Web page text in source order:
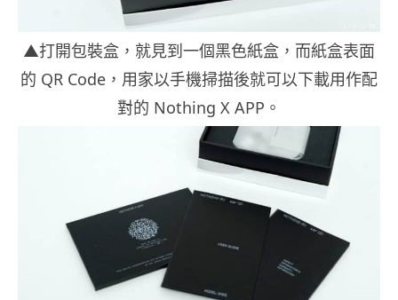
▲打開包裝盒，就見到一個黑色紙盒，而紙盒表面
的 QR Code，用家以手機掃描後就可以下載用作配
對的 Nothing X APP。